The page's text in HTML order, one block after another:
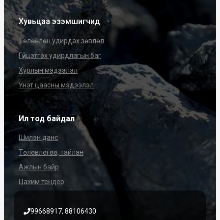
Хувьцаа эзэмшигчид
Төлөөлөн удирдах зөвлөл
Гүйцэтгэх удирдлагын баг
Хурлын мэдээлэл
Үнэт цаасны мэдээлэл
Ил тод байдал
Шилэн данс
Төлөвлөгөө, тайлан
Ажлын байр
Цахим тендер
99668917, 88106430